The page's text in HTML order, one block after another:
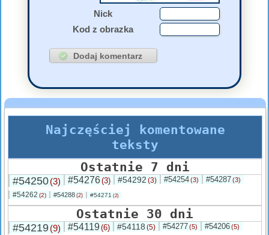
Nick
Kod z obrazka
Najczęściej komentowane
teksty
Ostatnie 7 dni
#54250(3) #54276(3) #54292 (3) #54254(3) #54287(3)
#54262 (2) #54288 (2) #54271 (2)
Ostatnie 30 dni
#54219(9) #54119(6) #54118 (5) #54277(5) #54206(5)